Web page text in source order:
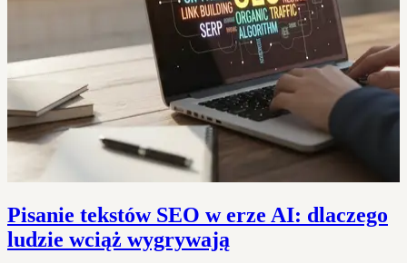
Pisanie tekstów SEO w erze AI: dlaczego
ludzie wciąż wygrywają